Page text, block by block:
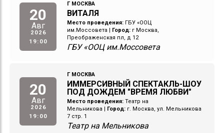
20
Авг
2026
19:00
Г МОСКВА
ВИТАЛЯ
Место проведения: ГБУ «ООЦ
им.Моссовета
Город: г Москва,
Преображенская пл, д 12
ГБУ «ООЦ им.Моссовета
20
Авг
2026
19:00
Г МОСКВА
ИММЕРСИВНЫЙ СПЕКТАКЛЬ-ШОУ
ПОД ДОЖДЕМ "ВРЕМЯ ЛЮБВИ"
Место проведения: Театр на
Мельникова
Город: г. Москва, ул. Мельникова
7 стр. 1
Театр на Мельникова